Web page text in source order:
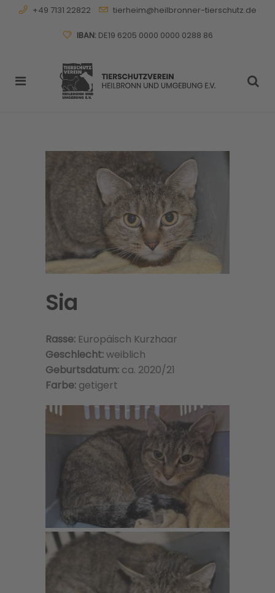
+49 7131 22822 tierheim@heilbronner-tierschutz.de
IBAN:DE19 6205 0000 0000 0288 86
Sia
Rasse: Europäisch Kurzhaar
Geschlecht:weiblich
Geburtsdatum: ca. 2020/21
Farbe: getigert